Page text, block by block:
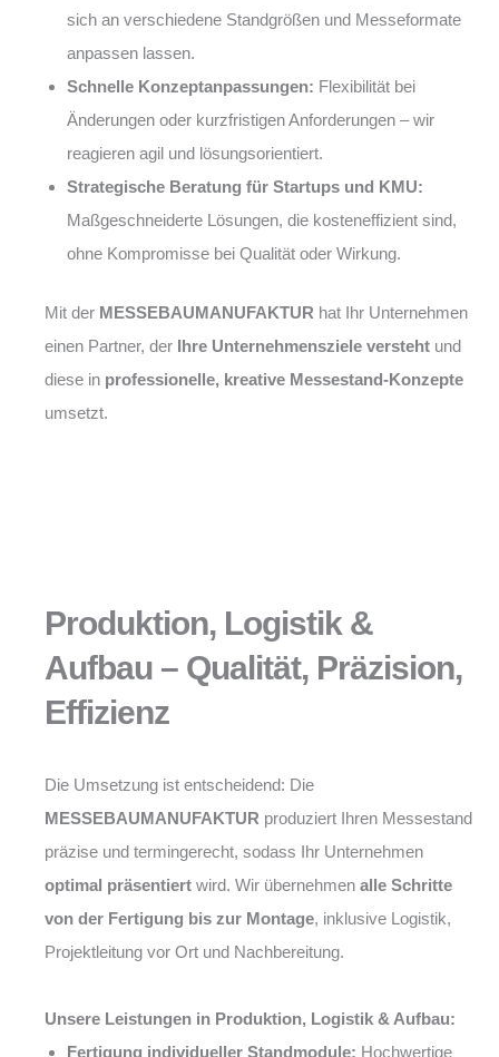
sich an verschiedene Standgrößen und Messeformate
anpassen lassen.
Schnelle Konzeptanpassungen: Flexibilität bei
Änderungen oder kurzfristigen Anforderungen – wir
reagieren agil und lösungsorientiert.
Strategische Beratung für Startups und KMU:
Maßgeschneiderte Lösungen, die kosteneffizient sind,
ohne Kompromisse bei Qualität oder Wirkung.
Mit der MESSEBAUMANUFAKTUR hat Ihr Unternehmen
einen Partner, der Ihre Unternehmensziele versteht und
diese in professionelle, kreative Messestand-Konzepte
umsetzt.
Produktion, Logistik &
Aufbau – Qualität, Präzision,
Effizienz
Die Umsetzung ist entscheidend: Die
MESSEBAUMANUFAKTUR produziert Ihren Messestand
präzise und termingerecht, sodass Ihr Unternehmen
optimal präsentiert wird. Wir übernehmen alle Schritte
von der Fertigung bis zur Montage, inklusive Logistik,
Projektleitung vor Ort und Nachbereitung.
Unsere Leistungen in Produktion, Logistik & Aufbau:
Fertigung individueller Standmodule: Hochwertige